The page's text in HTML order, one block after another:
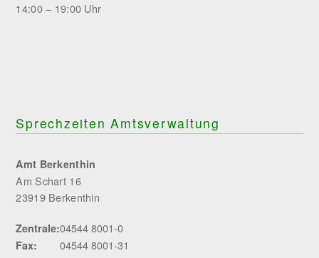
14:00 – 19:00 Uhr
Sprechzeiten Amtsverwaltung
Amt Berkenthin
Am Schart 16
23919 Berkenthin
Zentrale:04544 8001-0
Fax:
04544 8001-31